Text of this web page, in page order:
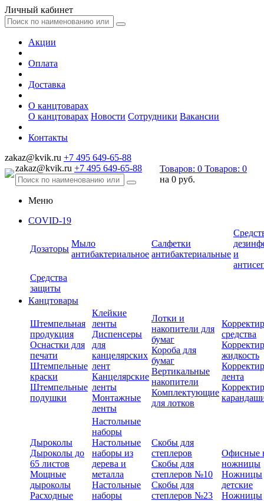
Личный кабинет
Акции
Оплата
Доставка
О канцтоварах
О канцтоварах Новости Сотрудники Вакансии
Контакты
zakaz@kvik.ru +7 495 649-65-88
zakaz@kvik.ru +7 495 649-65-88 Товаров: 0 Товаров: 0
на 0 руб.
Меню
COVID-19
Дозаторы
Мыло
антибактериальное
Салфетки
антибактериальные и
Средства
защиты
Канцтовары
Штемпельная
продукция
Оснастки для
печати
Штемпельные
краски
Штемпельные
подушки
Клейкие
ленты
Диспенсеры
для
канцелярских
лент
Канцелярские
ленты
Монтажные
ленты
Лотки и
накопители для
бумаг
Короба для
бумаг
Вертикальные
накопители
Комплектующие
для лотков
средства
жидкость
лента
Дыроколы
Дыроколы до
65 листов
Мощные
дыроколы
Расходные
Настольные
наборы
Настольные
наборы из
дерева и
металла
Настольные
наборы
Скобы для
степлеров
Скобы для
степлеров №10
Скобы для
степлеров №23
Офисные
ножницы
Ножницы
детские
Ножницы